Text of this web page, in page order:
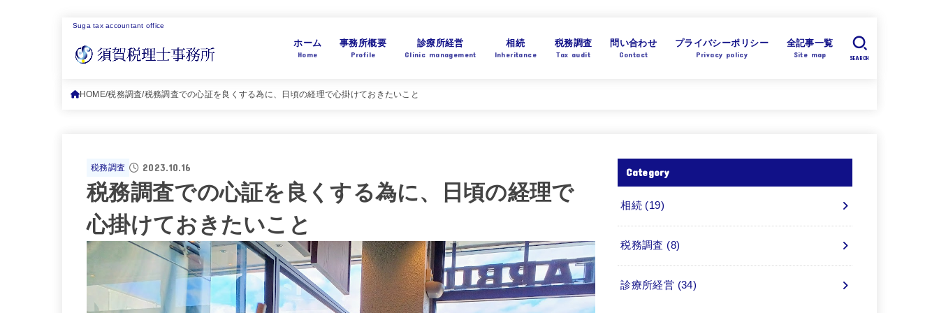
Suga tax accountant office
ホーム
Home
事務所概要
Profile
診療所経営
Clinic management
相続
Inheritance
税務調査
Tax audit
問い合わせ
Contact
プライバシーポリシー
Privacy policy
全記事一覧
Site map SEARCH
HOME 税務調査 税務調査での心証を良くする為に、日頃の経理で心掛けておきたいこと
税務調査 2023.10.16
税務調査での心証を良くする為に、日頃の経理で
心掛けておきたいこと
Category
相続 (19)
税務調査 (8)
診療所経営 (34)